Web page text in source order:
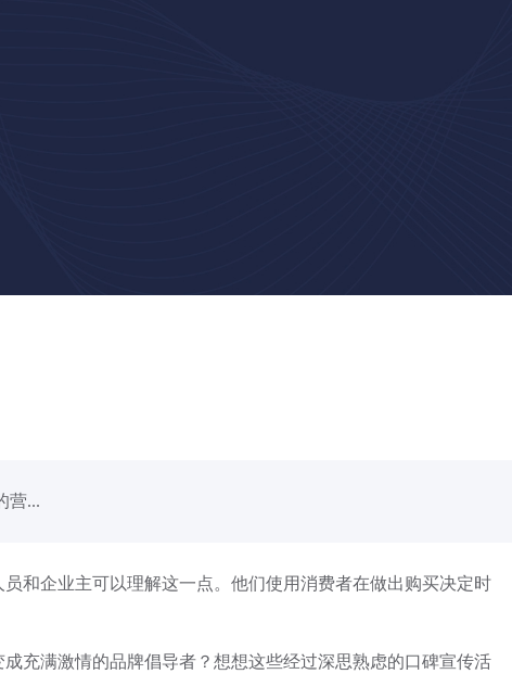
营...
企业主可以理解这一点。他们使用消费者在做出购买决定时
满激情的品牌倡导者？想想这些经过深思熟虑的口碑宣传活